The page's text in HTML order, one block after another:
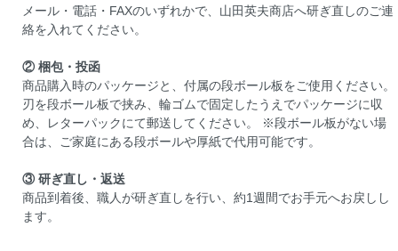
メール・電話・FAXのいずれかで、山田英夫商店へ研ぎ直しのご連
絡を入れてください。
② 梱包・投函
商品購入時のパッケージと、付属の段ボール板をご使用ください。
刃を段ボール板で挟み、輪ゴムで固定したうえでパッケージに収
め、レターパックにて郵送してください。 ※段ボール板がない場
合は、ご家庭にある段ボールや厚紙で代用可能です。
③ 研ぎ直し・返送
商品到着後、職人が研ぎ直しを行い、約1週間でお手元へお戻しし
ます。